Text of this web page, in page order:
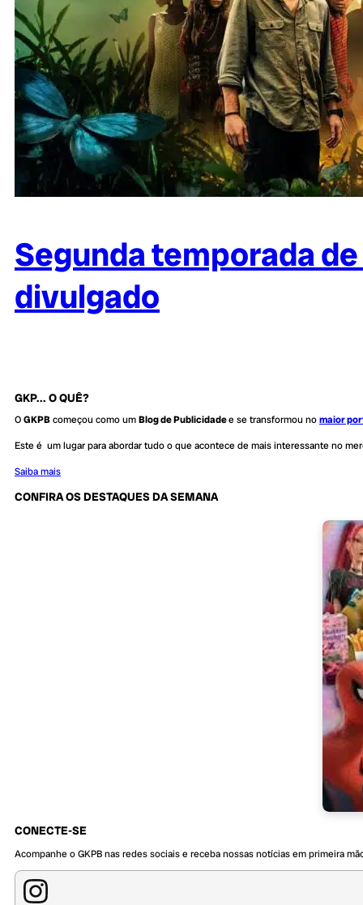
Segunda temporada
divulgado
GKP... O QUÊ?
OGKPBcomeçou como umBlog de Publicidadee se transformou nomaior
Este é um lugar para abordar tudo o que acontece de mais interessante no
Saiba mais
CONFIRA OS DESTAQUES DA SEMANA
CONECTE-SE
Acompanhe o GKPB nas redes sociais e receba nossas notícias em primeira